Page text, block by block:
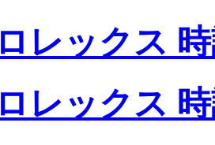
ロレックス
ロレックス